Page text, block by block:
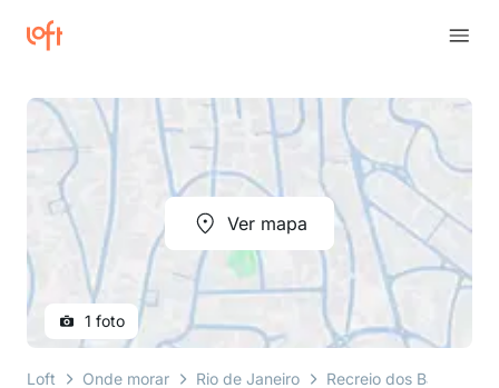
Ver mapa
1 foto
Loft Onde morar Rio de Janeiro Recreio dos